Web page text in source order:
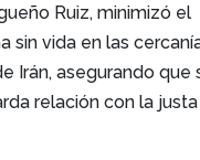
Ruiz, minimizó el
sin vida en las
Irán, asegurando que
relación con la justa